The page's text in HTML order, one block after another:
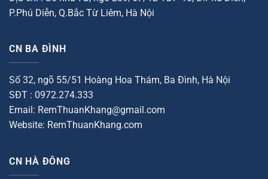
P.Phú Diễn, Q.Bắc Từ Liêm, Hà Nội
CN BA ĐÌNH
Số 32, ngõ 55/51 Hoàng Hoa Thám, Ba Đình, Hà Nội
SĐT : 0972.274.333
Email: RemThuanKhang@gmail.com
Website: RemThuanKhang.com
CN HÀ ĐÔNG